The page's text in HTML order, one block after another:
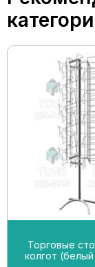
Торговые
колгот